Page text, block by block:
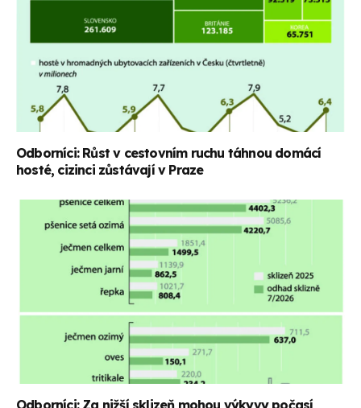
Odborníci: Růst v cestovním ruchu táhnou domácí
hosté, cizinci zůstávají v Praze